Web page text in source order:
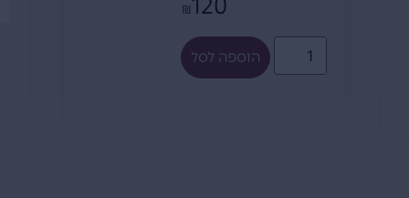
₪3,900